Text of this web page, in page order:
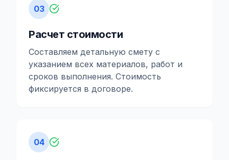
03
Расчет стоимости
Составляем детальную смету с
указанием всех материалов, работ и
сроков выполнения. Стоимость
фиксируется в договоре.
04